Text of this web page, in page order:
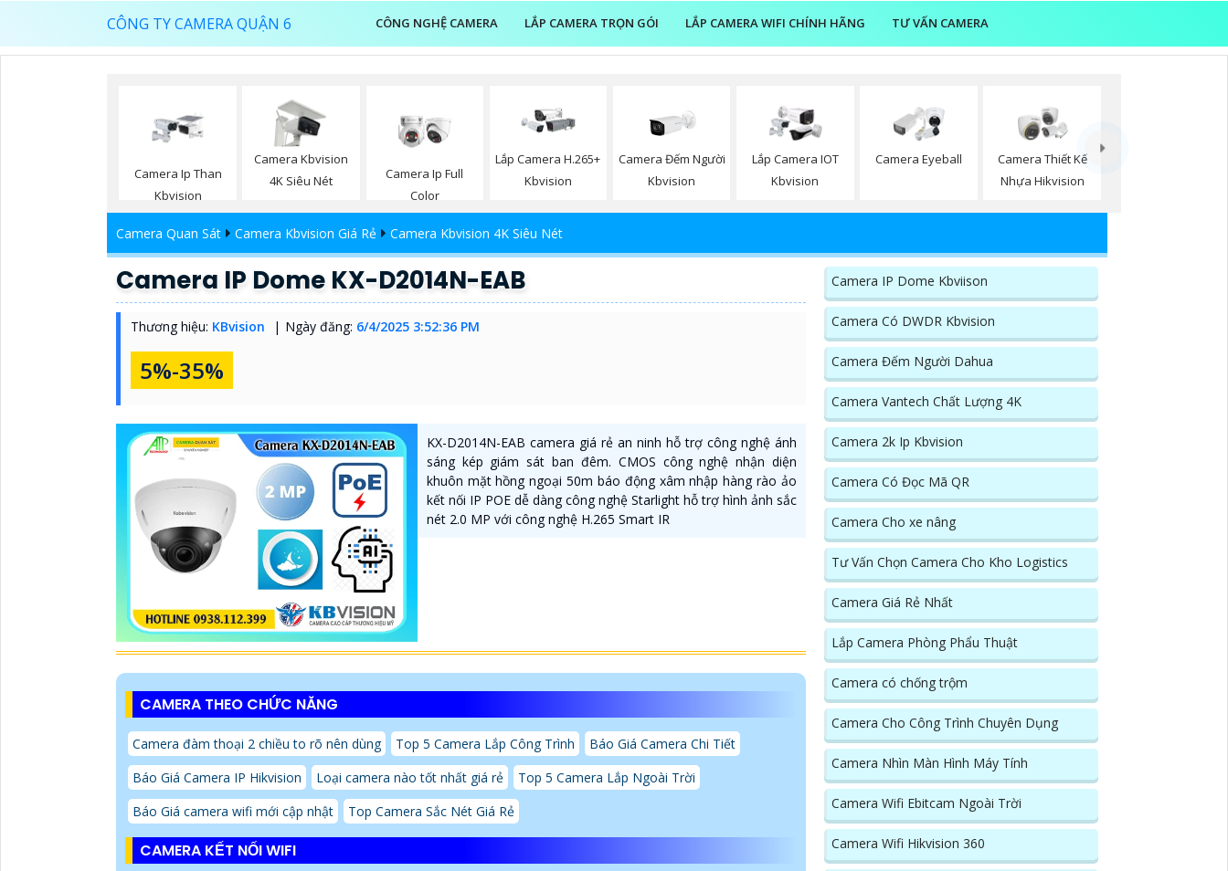
CÔNG TY CAMERA QUẬN 6 CÔNG NGHỆ CAMERA LẮP CAMERA TRỌN GÓI LẮP CAMERA WIFI CHÍNH HÃNG TƯ VẤN CAMERA
Camera Ip Than
Kbvision
Camera Kbvision
4K Siêu Nét
Camera Ip Full
Color
Lắp Camera H.265+
Kbvision
Camera Đếm Người
Kbvision
Lắp Camera IOT
Kbvision
Camera Eyeball
Camera Thiết Kế
Nhựa Hikvision
Camera Quan Sát Camera Kbvision Giá Rẻ Camera Kbvision 4K Siêu Nét
Camera IP Dome KX-D2014N-EAB
Thương hiệu: KBvision Ngày đăng: 6/4/2025 3:52:36 PM
5%-35%
KX-D2014N-EAB camera giá rẻ an ninh hỗ trợ công nghệ ánh
sáng kép giám sát ban đêm. CMOS công nghệ nhận diện
khuôn mặt hồng ngoại 50m báo động xâm nhập hàng rào ảo
kết nối IP POE dễ dàng công nghệ Starlight hỗ trợ hình ảnh sắc
nét 2.0 MP với công nghệ H.265 Smart IR
CAMERA THEO CHỨC NĂNG
Camera đàm thoại 2 chiều to rõ nên dùng Top 5 Camera Lắp Công Trình
Báo Giá Camera Chi Tiết
Báo Giá Camera IP Hikvision
Loại camera nào tốt nhất giá rẻ
Top 5 Camera Lắp Ngoài Trời
Báo Giá camera wifi mới cập nhật
Top Camera Sắc Nét Giá Rẻ
CAMERA KẾT NỐI WIFI
Camera IP Dome Kbviison
Camera Có DWDR Kbvision
Camera Đếm Người Dahua
Camera Vantech Chất Lượng 4K
Camera 2k Ip Kbvision
Camera Có Đọc Mã QR
Camera Cho xe nâng
Tư Vấn Chọn Camera Cho Kho Logistics
Camera Giá Rẻ Nhất
Lắp Camera Phòng Phẩu Thuật
Camera có chống trộm
Camera Cho Công Trình Chuyên Dụng
Camera Nhìn Màn Hình Máy Tính
Camera Wifi Ebitcam Ngoài Trời
Camera Wifi Hikvision 360